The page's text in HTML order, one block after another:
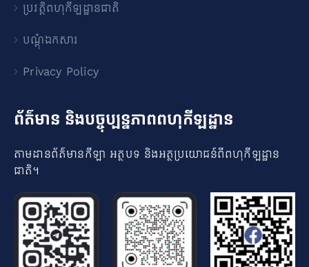
ប្រវត្តិពហុកីឡដ្ឋានជាតិ
បណ្ដុំឯកសារ
Privacy Policy
ព័ត៌មាន និងបច្ចុប្បន្នភាពពហុកីឡដ្ឋាន
តាមដានព័ត៌មានកីឡា អត្ថបទ និងអត្ថប្រយោជន៍ពីពហុកីឡដ្ឋាន
ជាតិ​។